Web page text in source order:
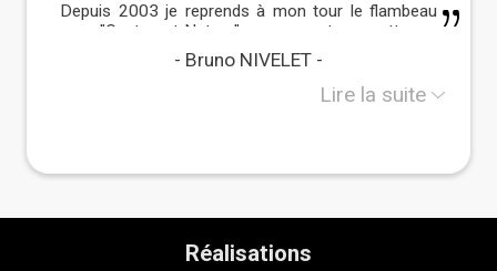
Depuis 2003 je reprends à mon tour le flambeau
avec "Gestes et Nature" pour vous transmettre ce
que j'ai appris sur votre chantier et que vive notre
patrimoine des GESTES.
donner et recevoir, ainsi va ma NATURE.
Bruno NIVELET
Lire la suite
Réalisations